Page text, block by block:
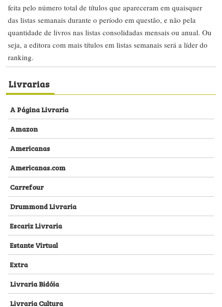
feita pelo número total de títulos que apareceram em quaisquer
das listas semanais durante o período em questão, e não pela
quantidade de livros nas listas consolidadas mensais ou anual. Ou
seja, a editora com mais títulos em listas semanais será a líder do
ranking.
Livrarias
A Página Livraria
Amazon
Americanas
Americanas.com
Carrefour
Drummond Livraria
Escariz Livraria
Estante Virtual
Extra
Livraria Bidóia
Livraria Cultura